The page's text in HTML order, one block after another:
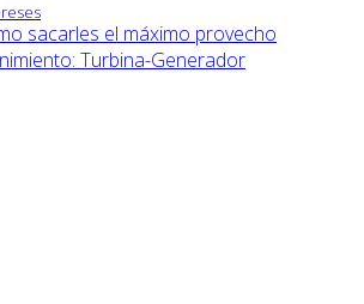
sacarles el máximo provecho
Turbina-Generador